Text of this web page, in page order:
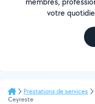
votre
Prestations de services
Ceyreste